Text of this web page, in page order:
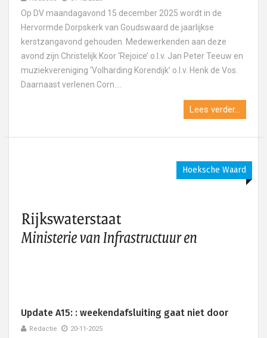
Op DV maandagavond 15 december 2025 wordt in de
Hervormde Dorpskerk van Goudswaard de jaarlijkse
kerstzangavond gehouden. Medewerkenden aan deze
avond zijn Christelijk Koor ‘Rejoice’ o.l.v. Jan Peter Teeuw en
muziekvereniging ‘Volharding Korendijk’ o.l.v. Henk de Vos.
Daarnaast verlenen Corn....
Lees verder...
Hoeksche Waard
Update A15: : weekendafsluiting gaat niet door
Redactie 20-11-2025